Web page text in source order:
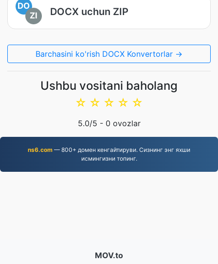
DO
ZI
DOCX uchun ZIP
Barchasini ko'rish DOCX Konvertorlar →
Ushbu vositani baholang
☆
☆
☆
☆
☆
5.0/5 - 0 ovozlar
ns6.com — 800+ домен кенгайтируви. Сизнинг энг яхши
исмингизни топинг.
MOV.to